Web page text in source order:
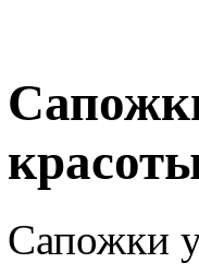
Сапожки